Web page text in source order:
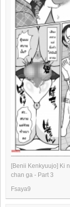
[Benii Kenkyuujo] Ki
chan ga - Part 3
Fsaya9